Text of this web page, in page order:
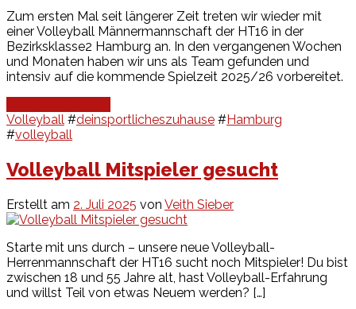
Zum ersten Mal seit längerer Zeit treten wir wieder mit
einer Volleyball Männermannschaft der HT16 in der
Bezirksklasse2 Hamburg an. In den vergangenen Wochen
und Monaten haben wir uns als Team gefunden und
intensiv auf die kommende Spielzeit 2025/26 vorbereitet.
Volleyball #deinsportlicheszuhause #Hamburg
#volleyball
Volleyball Mitspieler gesucht
Erstellt am 2. Juli 2025 von Veith Sieber
Starte mit uns durch – unsere neue Volleyball-
Herrenmannschaft der HT16 sucht noch Mitspieler! Du bist
zwischen 18 und 55 Jahre alt, hast Volleyball-Erfahrung
und willst Teil von etwas Neuem werden? […]